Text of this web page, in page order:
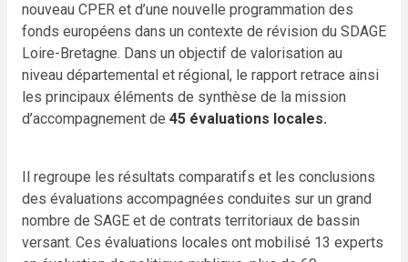
nouveau CPER et d’une nouvelle programmation des
fonds européens dans un contexte de révision du SDAGE
Loire-Bretagne. Dans un objectif de valorisation au
niveau départemental et régional, le rapport retrace ainsi
les principaux éléments de synthèse de la mission
d’accompagnement de 45 évaluations locales.
Il regroupe les résultats comparatifs et les conclusions
des évaluations accompagnées conduites sur un grand
nombre de SAGE et de contrats territoriaux de bassin
versant. Ces évaluations locales ont mobilisé 13 experts